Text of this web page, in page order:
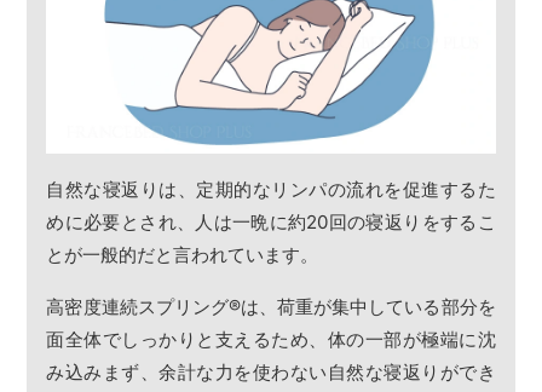
自然な寝返りは、定期的なリンパの流れを促進するた
めに必要とされ、人は一晩に約20回の寝返りをするこ
とが一般的だと言われています。
高密度連続スプリング®は、荷重が集中している部分を
面全体でしっかりと支えるため、体の一部が極端に沈
み込みまず、余計な力を使わない自然な寝返りができ